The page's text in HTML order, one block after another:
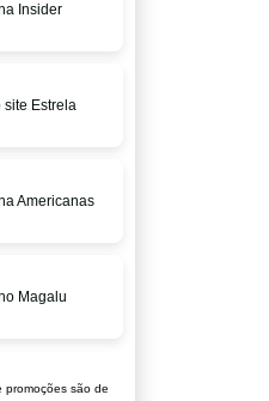
Insider
site Estrela
Americanas
Magalu
promoções são de